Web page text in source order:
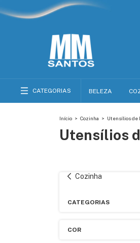
CATEGORIAS BELEZA
Início > Cozinha > Utensílios de
Utensílios
Cozinha
CATEGORIAS
COR